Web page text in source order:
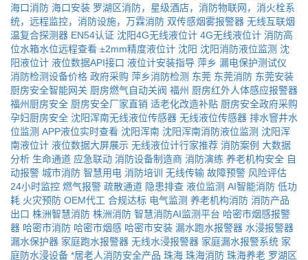
海口消防 海口安装 罗湖区消防，星级酒店，消防物联网，消火栓系
统，远程监控，消防设施，万霖消防 双传感烟雾报警器 无线互联烟
温复合探测器 EN54认证 沈阳4G无线液位计 4G无线液位计 消防高
位水箱水位远程查看 ±2mm精度液位计 沈阳 沈阳消防液位监测 沈
阳液位计 液位数据API接口 液位计安装指导 萍乡 漏电保护测试仪
消防检测设备价格 政府采购 萍乡消防检测 东莞 东莞消防 东莞安装
厨房安全智能网关 厨房燃气自动关阀 福州 厨房红外人体感应报警器
福州厨房安全 厨房安全厂家直销 适老化改造补贴 厨房安全政府采购
孕妇厨房安全 沈阳浑南无线液位传感器 无线液位传感器 排水窨井水
位监测 APP液位实时查看 沈阳浑南 沈阳浑南消防液位监测 沈阳浑
南液位计 液位数据大屏展示 无线液位计行家推荐 消防案例 大数据
分析 生命通道 应急联动 消防设备制造商 消防演练 养老机构安全 自
动报警 城市消防 智慧用电 消防培训 无线传输 故障预警 风险评估
24小时监控 燃气报警 疏散通道 隐患排查 液位监测 AI智能消防 低功
耗 火灾预防 OEM代工 合规达标 电气监测 养老机构消防 消防产品
出口 株洲智慧消防 株洲消防 智慧消防AI监测平台 哈密市烟感报警
器 哈密市消防 哈密市烟感 哈密市安装 漏水跑水报警器 水浸报警器
漏水保护器 家庭跑水报警器 无线水浸报警器 家庭漏水报警系统 家
庭防水浸设备 *居老人消防安全产品 珠海 珠海消防 珠海养老 罗湖区